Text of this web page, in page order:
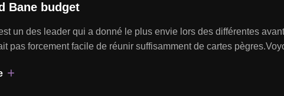
Bane budget
un des leader qui a donné le plus envie lors des différentes
pas forcement facile de réunir suffisamment de cartes